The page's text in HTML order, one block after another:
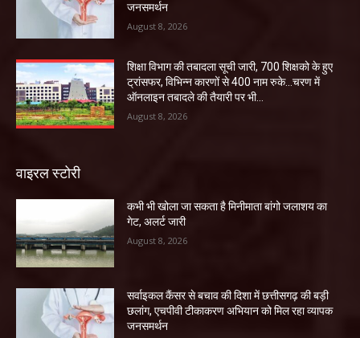
जनसमर्थन
August 8, 2026
शिक्षा विभाग की तबादला सूची जारी, 700 शिक्षको के हुए
ट्रांसफर, विभिन्न कारणों से 400 नाम रुके…चरण में
ऑनलाइन तबादले की तैयारी पर भी...
August 8, 2026
वाइरल स्टोरी
कभी भी खोला जा सकता है मिनीमाता बांगो जलाशय का
गेट, अलर्ट जारी
August 8, 2026
सर्वाइकल कैंसर से बचाव की दिशा में छत्तीसगढ़ की बड़ी
छलांग, एचपीवी टीकाकरण अभियान को मिल रहा व्यापक
जनसमर्थन